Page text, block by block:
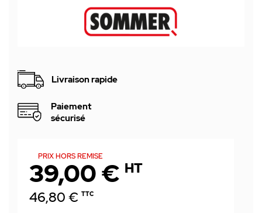
Livraison rapide
Paiement
sécurisé
PRIX HORS REMISE
39,00 € HT
46,80 € TTC